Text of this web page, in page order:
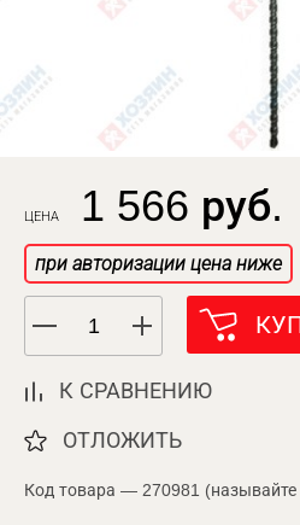
ЦЕНА 1 566 руб.
при авторизации цена ниже
К СРАВНЕНИЮ
ОТЛОЖИТЬ
Код товара — 270981 (называйте